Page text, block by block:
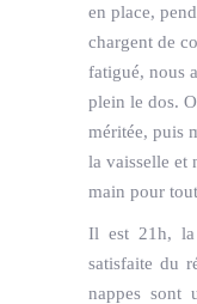
en place,
chargent de
fatigué, nous
plein le dos.
méritée, puis
la vaisselle et
main pour
Il est 21h,
satisfaite du
nappes sont